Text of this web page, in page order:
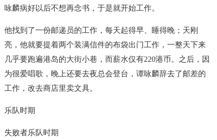
咏麟病好以后不想再念书，于是就开始工作。
他找到了一份邮递员的工作，每天起得早、睡得晚；天刚
亮，他就要提着两个装满信件的布袋出门工作，一整天下来
几乎要跑遍港岛的大街小巷，而薪水仅有220港币。之后，因
为很爱唱歌，晚上还要去夜总会登台，谭咏麟辞去了邮差的
工作，改去商店里卖文具。
乐队时期
失败者乐队时期